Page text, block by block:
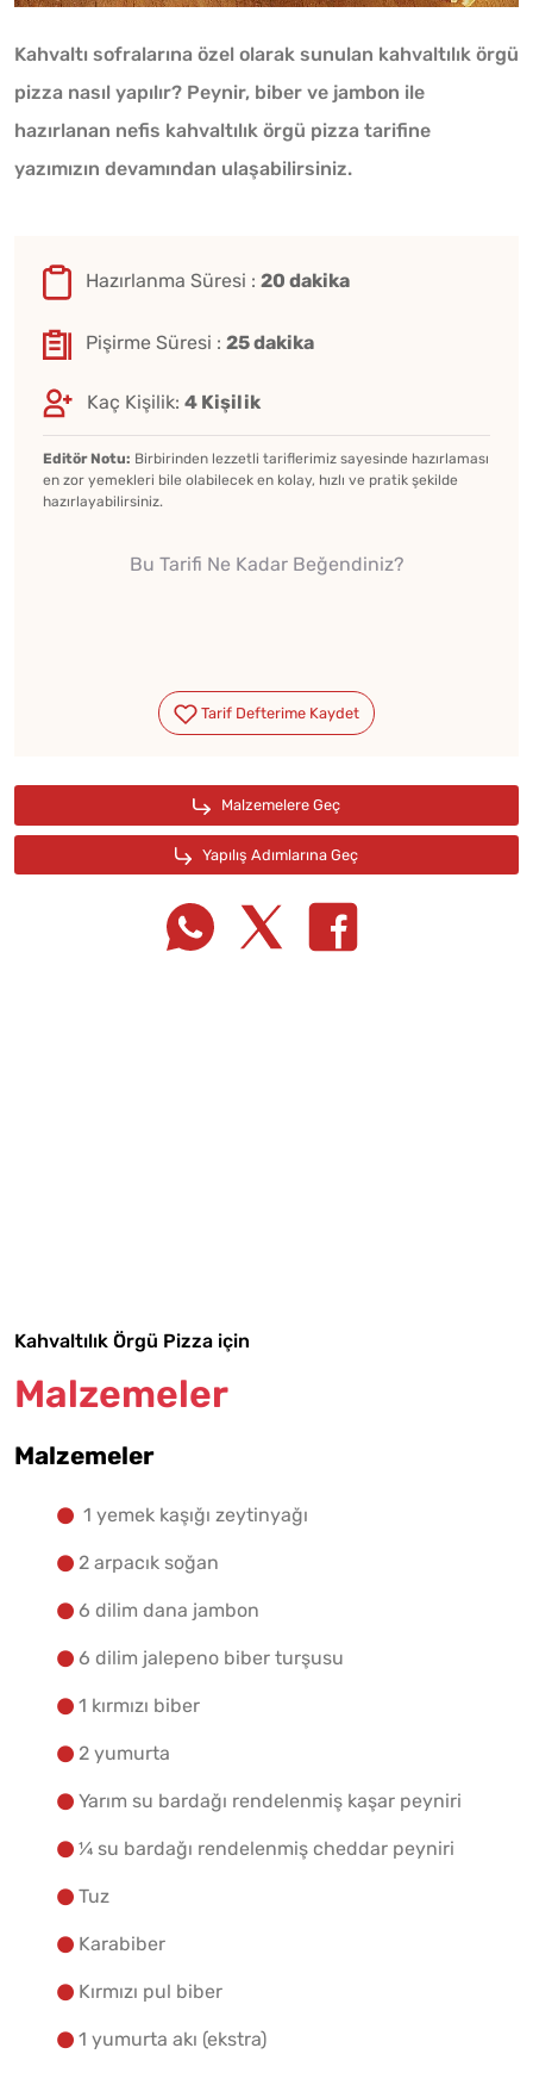
Kahvaltı sofralarına özel olarak sunulan kahvaltılık örgü
pizza nasıl yapılır? Peynir, biber ve jambon ile
hazırlanan nefis kahvaltılık örgü pizza tarifine
yazımızın devamından ulaşabilirsiniz.
Hazırlanma Süresi : 20 dakika
Pişirme Süresi : 25 dakika
Kaç Kişilik: 4 Kişilik
Editör Notu: Birbirinden lezzetli tariflerimiz sayesinde hazırlaması
en zor yemekleri bile olabilecek en kolay, hızlı ve pratik şekilde
hazırlayabilirsiniz.
Bu Tarifi Ne Kadar Beğendiniz?
Kahvaltılık Örgü Pizza için
Malzemeler
Malzemeler
1 yemek kaşığı zeytinyağı
2 arpacık soğan
6 dilim dana jambon
6 dilim jalepeno biber turşusu
1 kırmızı biber
2 yumurta
Yarım su bardağı rendelenmiş kaşar peyniri
¼ su bardağı rendelenmiş cheddar peyniri
Tuz
Karabiber
Kırmızı pul biber
1 yumurta akı (ekstra)